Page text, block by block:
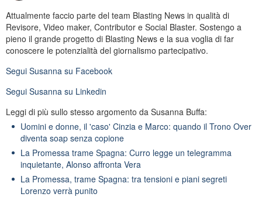
Attualmente faccio parte del team Blasting News in qualità di
Revisore, Video maker, Contributor e Social Blaster. Sostengo a
pieno il grande progetto di Blasting News e la sua voglia di far
conoscere le potenzialità del giornalismo partecipativo.
Segui Susanna su Facebook
Segui Susanna su Linkedin
Leggi di più sullo stesso argomento da Susanna Buffa:
Uomini e donne, il 'caso' Cinzia e Marco: quando il Trono Over
diventa soap senza copione
La Promessa trame Spagna: Curro legge un telegramma
inquietante, Alonso affronta Vera
La Promessa, trame Spagna: tra tensioni e piani segreti
Lorenzo verrà punito